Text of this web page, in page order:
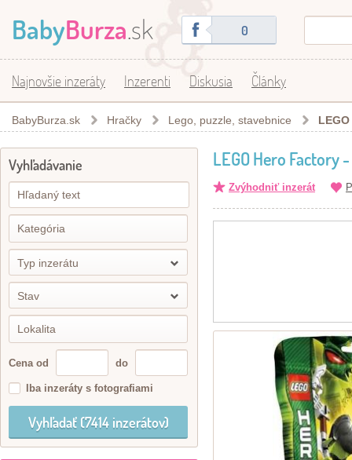
BabyBurza.sk 0
Najnovšie inzeráty Inzerenti Diskusia Články
BabyBurza.sk Hračky Lego, puzzle, stavebnice
Vyhľadávanie
Typ inzerátu
Stav
Cena od do
Iba inzeráty s fotografiami
LEGO Hero Factory
Zvýhodniť inzerát